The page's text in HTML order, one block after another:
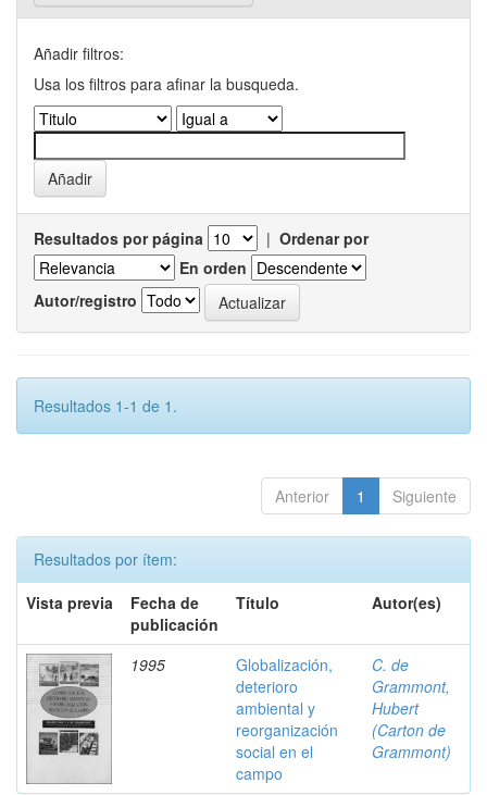
Añadir filtros:
Usa los filtros para afinar la busqueda.
Resultados por página | Ordenar por
En orden
Autor/registro
Resultados 1-1 de 1.
Anterior 1 Siguiente
Resultados por ítem:
Vista previa
Fecha de
publicación
Título Autor(es)
1995
Globalización,
deterioro
ambiental y
reorganización
social en el
campo
C. de
Grammont,
Hubert
(Carton de
Grammont)